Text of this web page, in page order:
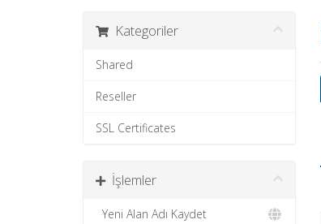
Kategoriler
Shared
Reseller
SSL Certificates
İşlemler
Yeni Alan Adı Kaydet